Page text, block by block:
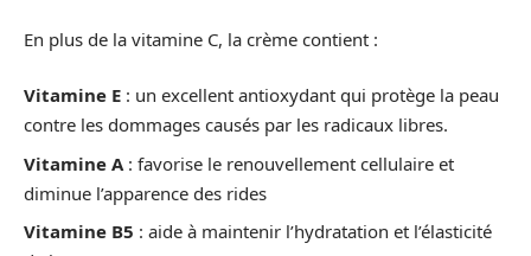
En plus de la vitamine C, la crème contient :
Vitamine E : un excellent antioxydant qui protège la peau
contre les dommages causés par les radicaux libres.
Vitamine A : favorise le renouvellement cellulaire et
diminue l’apparence des rides
Vitamine B5 : aide à maintenir l’hydratation et l’élasticité